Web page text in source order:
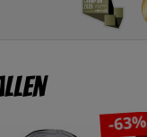
-63%